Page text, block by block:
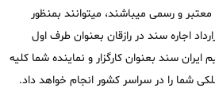
کار معتبر و رسمی میباشند، میتوانند بمنظور
اجاره سند در رازقان بعنوان طرف اول
ایران سند بعنوان کارگزار و نماینده شما کلیه
شما را در سراسر کشور انجام خواهد داد.